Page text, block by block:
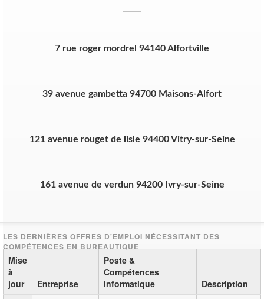
7 rue roger mordrel 94140 Alfortville
39 avenue gambetta 94700 Maisons-Alfort
121 avenue rouget de lisle 94400 Vitry-sur-Seine
161 avenue de verdun 94200 Ivry-sur-Seine
Mise
à
jour
Entreprise
Poste &
Compétences
informatique
Description